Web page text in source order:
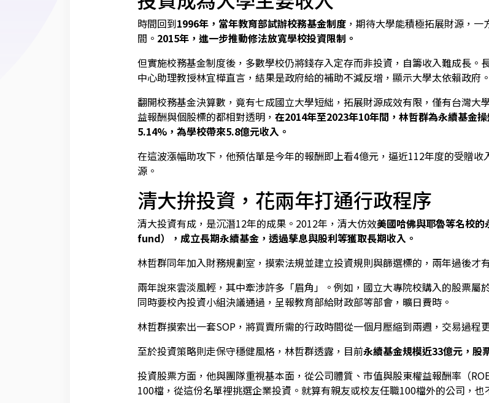
時間回到1996年，當年教育部試辦校務基金制度 ，期待大學能積極拓展財源，
間。 2015年，進一步推動修法放寬學校投資限制。
但實施校務基金制度後，多數學校仍將錢存入定存而非投資，自籌收入難成長。
中心助理教授林宜樺直言，結果是政府給的補助不減反增，顯示大學太依賴政府。
翻開校務基金決算數，竟有七成國立大學短絀，拓展財源成效有限，僅有台灣大
益報酬與個股標的都相對透明， 在2014年至2023年10年間，林哲群為永續基金
5.14%，為學校帶來5.8億元收入。
在這波漲幅助攻下，他預估單是今年的報酬即上看4億元，逼近112年度的受贈
源。
清大拚投資，花兩年打通行政程序
清大投資有成，是沉潛12年的成果。2012年，清大仿效美國哈佛與耶魯等名校
fund），成立長期永續基金，透過孳息與股利等獲取長期收入。
林哲群同年加入財務規劃室，摸索法規並建立投資規則與篩選標的，兩年過後才
兩年說來雲淡風輕，其中牽涉許多「眉角」。例如，國立大專院校購入的股票屬
同時要校內投資小組決議通過，呈報教育部給財政部等部會，曠日費時。
林哲群摸索出一套SOP，將買賣所需的行政時間從一個月壓縮到兩週，交易過程
至於投資策略則走保守穩健風格，林哲群透露，目前永續基金規模近33億元，股
投資股票方面，他與團隊重視基本面，從公司體質、市值與股東權益報酬率（
100檔，從這份名單裡挑選企業投資。就算有親友或校友任職100檔外的公司，也